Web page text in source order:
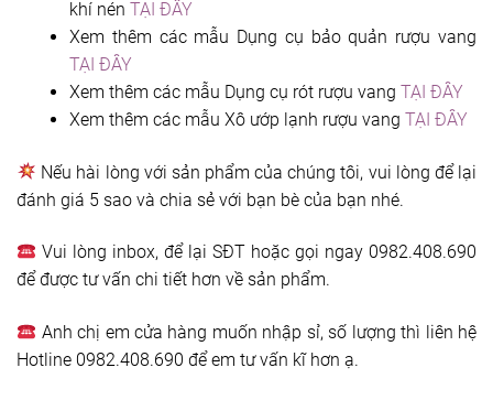
khí nén TẠI ĐÂY
Xem thêm các mẫu Dụng cụ bảo quản rượu vang
TẠI ĐÂY
Xem thêm các mẫu Dụng cụ rót rượu vang TẠI ĐÂY
Xem thêm các mẫu Xô ướp lạnh rượu vang TẠI ĐÂY
Nếu hài lòng với sản phẩm của chúng tôi, vui lòng để lại
đánh giá 5 sao và chia sẻ với bạn bè của bạn nhé.
Vui lòng inbox, để lại SĐT hoặc gọi ngay 0982.408.690
để được tư vấn chi tiết hơn về sản phẩm.
Anh chị em cửa hàng muốn nhập sỉ, số lượng thì liên hệ
Hotline 0982.408.690 để em tư vấn kĩ hơn ạ.